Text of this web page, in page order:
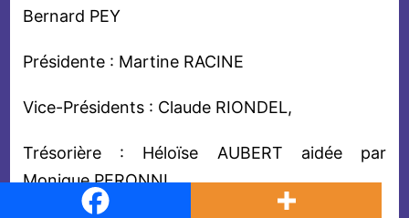
Bernard PEY
Présidente : Martine RACINE
Vice-Présidents : Claude RIONDEL,
Trésorière : Héloïse AUBERT aidée par
Monique PERONNI